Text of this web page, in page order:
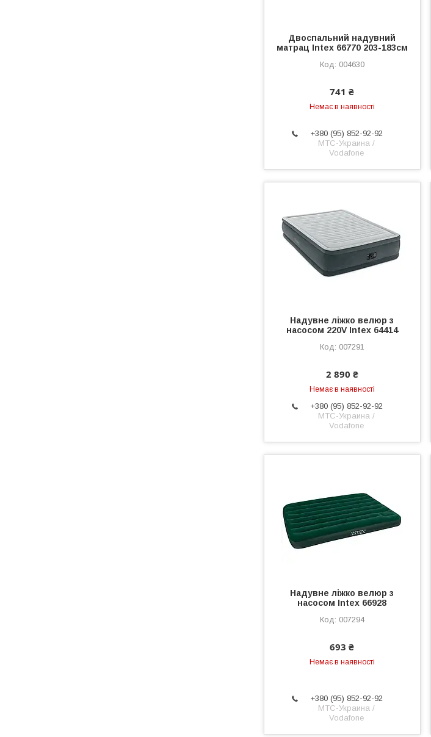
Двоспальний надувний
матрац Intex 66770 203-183см
004630
741 ₴
Немає в наявності
+380 (95) 852-92-92
МТС-Украина /
Vodafone
Надувне ліжко велюр з
насосом 220V Intex 64414
007291
2 890 ₴
Немає в наявності
+380 (95) 852-92-92
МТС-Украина /
Vodafone
Надувне ліжко велюр з
насосом Intex 66928
007294
693 ₴
Немає в наявності
+380 (95) 852-92-92
МТС-Украина /
Vodafone